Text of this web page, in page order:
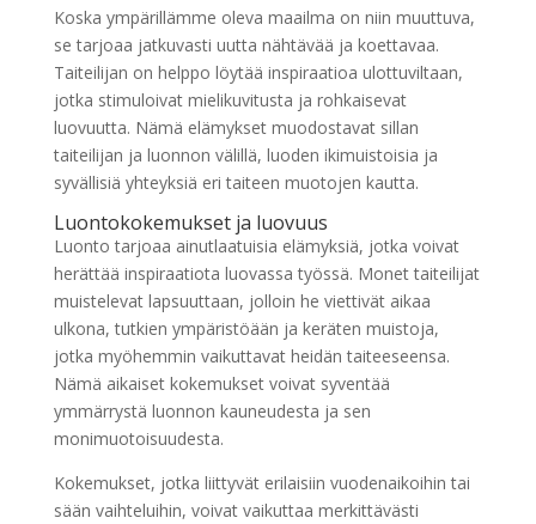
Koska ympärillämme oleva maailma on niin muuttuva,
se tarjoaa jatkuvasti uutta nähtävää ja koettavaa.
Taiteilijan on helppo löytää inspiraatioa ulottuviltaan,
jotka stimuloivat mielikuvitusta ja rohkaisevat
luovuutta. Nämä elämykset muodostavat sillan
taiteilijan ja luonnon välillä, luoden ikimuistoisia ja
syvällisiä yhteyksiä eri taiteen muotojen kautta.
Luontokokemukset ja luovuus
Luonto tarjoaa ainutlaatuisia elämyksiä, jotka voivat
herättää inspiraatiota luovassa työssä. Monet taiteilijat
muistelevat lapsuuttaan, jolloin he viettivät aikaa
ulkona, tutkien ympäristöään ja keräten muistoja,
jotka myöhemmin vaikuttavat heidän taiteeseensa.
Nämä aikaiset kokemukset voivat syventää
ymmärrystä luonnon kauneudesta ja sen
monimuotoisuudesta.
Kokemukset, jotka liittyvät erilaisiin vuodenaikoihin tai
sään vaihteluihin, voivat vaikuttaa merkittävästi